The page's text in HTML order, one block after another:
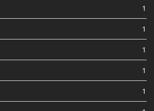
1
1
1
1
1